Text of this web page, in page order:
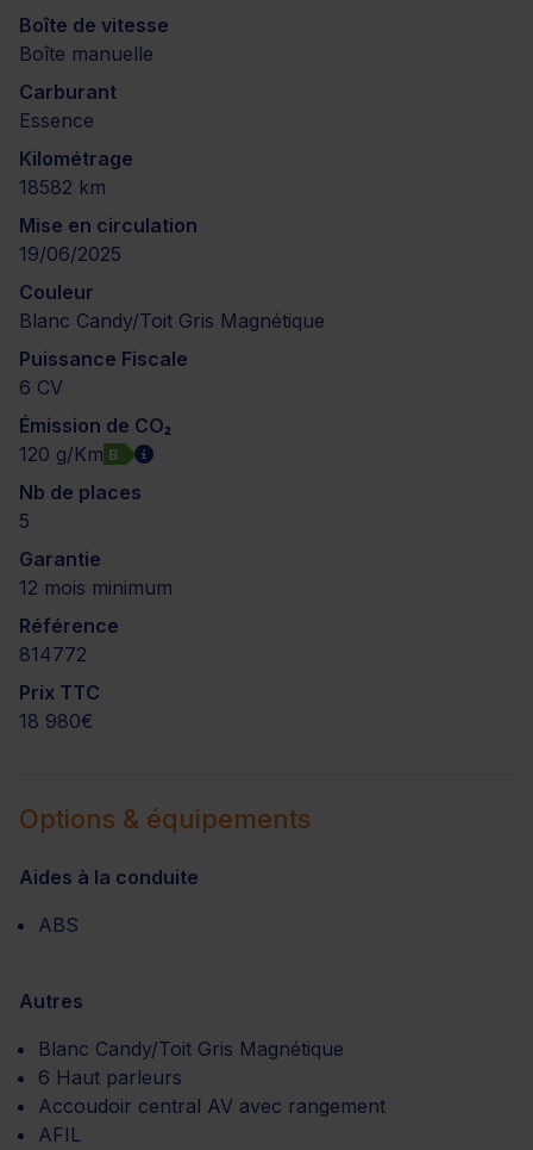
Boîte de vitesse
Boîte manuelle
Carburant
Essence
Kilométrage
18582 km
Mise en circulation
19/06/2025
Couleur
Blanc Candy/Toit Gris Magnétique
Puissance Fiscale
6 CV
Émission de CO₂
120 g/Km B
Nb de places
5
Garantie
12 mois minimum
Référence
814772
Prix TTC
18 980€
Options & équipements
Aides à la conduite
ABS
Autres
Blanc Candy/Toit Gris Magnétique
6 Haut parleurs
Accoudoir central AV avec rangement
AFIL